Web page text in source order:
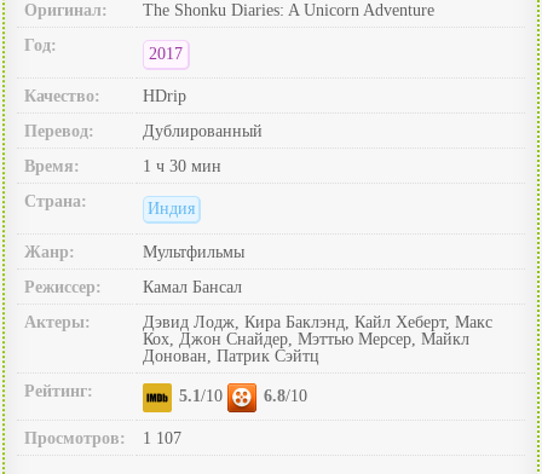
Оригинал:
The Shonku Diaries: A Unicorn Adventure
Год:
2017
Качество:
HDrip
Перевод:
Дублированный
Время:
1 ч 30 мин
Страна:
Индия
Жанр:
Мультфильмы
Режиссер:
Камал Бансал
Актеры:
Дэвид Лодж, Кира Баклэнд, Кайл Хеберт, Макс
Кох, Джон Снайдер, Мэттью Мерсер, Майкл
Донован, Патрик Сэйтц
Рейтинг:
5.1/10 6.8/10
Просмотров: 1 107